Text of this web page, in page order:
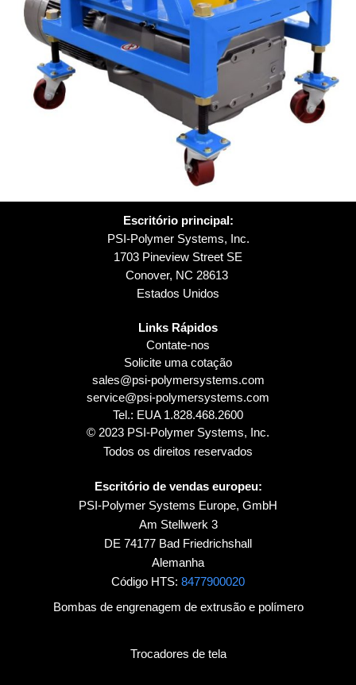
Escritório principal:
PSI-Polymer Systems, Inc.
1703 Pineview Street SE
Conover, NC 28613
Estados Unidos
Links Rápidos
Contate-nos
Solicite uma cotação
sales@psi-polymersystems.com
service@psi-polymersystems.com
Tel.: EUA 1.828.468.2600
© 2023 PSI-Polymer Systems, Inc.
Todos os direitos reservados
Escritório de vendas europeu:
PSI-Polymer Systems Europe, GmbH
Am Stellwerk 3
DE 74177 Bad Friedrichshall
Alemanha
Código HTS: 8477900020
Bombas de engrenagem de extrusão e polímero
Trocadores de tela